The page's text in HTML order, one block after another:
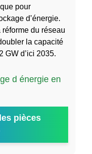
pour
d’énergie.
du réseau
la capacité
GW d’ici 2035.
d énergie en
pièces